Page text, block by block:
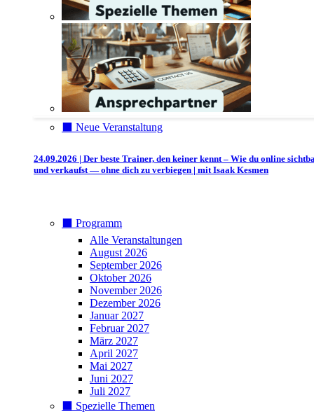
⬛️ Neue Veranstaltung
24.09.2026 | Der beste Trainer, den keiner kennt – Wie du online
und verkaufst — ohne dich zu verbiegen | mit Isaak Kesmen
⬛️ Programm
Alle Veranstaltungen
August 2026
September 2026
Oktober 2026
November 2026
Dezember 2026
Januar 2027
Februar 2027
März 2027
April 2027
Mai 2027
Juni 2027
Juli 2027
⬛️ Spezielle Themen